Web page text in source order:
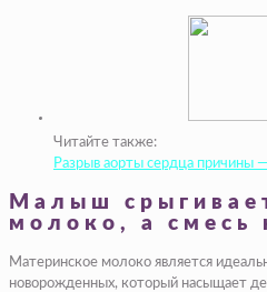
Читайте также:
Разрыв аорты сердца причины
Малыш
молоко, а смесь
Материнское молоко является
новорожденных, который насыщает